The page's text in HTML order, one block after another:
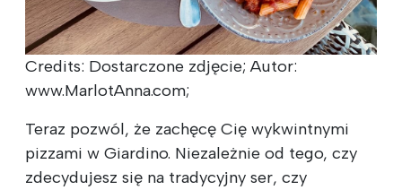
Credits: Dostarczone zdjęcie; Autor:
www.MarlotAnna.com;
Teraz pozwól, że zachęcę Cię wykwintnymi
pizzami w Giardino. Niezależnie od tego, czy
zdecydujesz się na tradycyjny ser, czy